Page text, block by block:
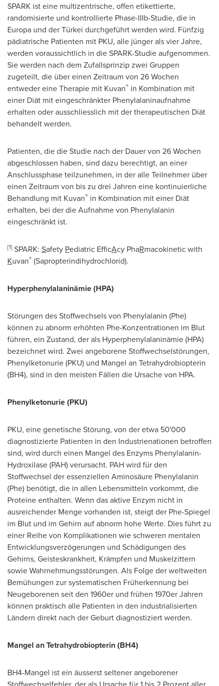
SPARK ist eine multizentrische, offen etikettierte,
randomisierte und kontrollierte Phase-IIIb-Studie, die in
Europa und der Türkei durchgeführt werden wird. Fünfzig
pädiatrische Patienten mit PKU, alle jünger als vier Jahre,
werden voraussichtlich in die SPARK-Studie aufgenommen.
Sie werden nach dem Zufallsprinzip zwei Gruppen
zugeteilt, die über einen Zeitraum von 26 Wochen
entweder eine Therapie mit Kuvan® in Kombination mit
einer Diät mit eingeschränkter Phenylalaninaufnahme
erhalten oder ausschliesslich mit der therapeutischen Diät
behandelt werden.
Patienten, die die Studie nach der Dauer von 26 Wochen
abgeschlossen haben, sind dazu berechtigt, an einer
Anschlussphase teilzunehmen, in der alle Teilnehmer über
einen Zeitraum von bis zu drei Jahren eine kontinuierliche
Behandlung mit Kuvan® in Kombination mit einer Diät
erhalten, bei der die Aufnahme von Phenylalanin
eingeschränkt ist.
[1] SPARK: Safety Pediatric EfficAcy PhaRmacokinetic with
Kuvan® (Sapropterindihydrochlorid).
Hyperphenylalaninämie (HPA)
Störungen des Stoffwechsels von Phenylalanin (Phe)
können zu abnorm erhöhten Phe-Konzentrationen im Blut
führen, ein Zustand, der als Hyperphenylalaninämie (HPA)
bezeichnet wird. Zwei angeborene Stoffwechselstörungen,
Phenylketonurie (PKU) und Mangel an Tetrahydrobiopterin
(BH4), sind in den meisten Fällen die Ursache von HPA.
Phenylketonurie (PKU)
PKU, eine genetische Störung, von der etwa 50'000
diagnostizierte Patienten in den Industrienationen betroffen
sind, wird durch einen Mangel des Enzyms Phenylalanin-
Hydroxilase (PAH) verursacht. PAH wird für den
Stoffwechsel der essenziellen Aminosäure Phenylalanin
(Phe) benötigt, die in allen Lebensmitteln vorkommt, die
Proteine enthalten. Wenn das aktive Enzym nicht in
ausreichender Menge vorhanden ist, steigtder Phe-Spiegel
im Blut und im Gehirn auf abnorm hohe Werte. Dies führt zu
einer Reihe von Komplikationen wie schweren mentalen
Entwicklungsverzögerungen und Schädigungen des
Gehirns, Geisteskrankheit, Krämpfen und Muskelzittern
sowie Wahrnehmungsstörungen. Als Folge der weltweiten
Bemühungen zur systematischen Früherkennung bei
Neugeborenen seit den 1960er und frühen 1970er Jahren
können praktisch alle Patienten in den industrialisierten
Ländern direkt nach der Geburtdiagnostiziert werden.
Mangel an Tetrahydrobiopterin (BH4)
BH4-Mangel ist ein äusserst seltener angeborener